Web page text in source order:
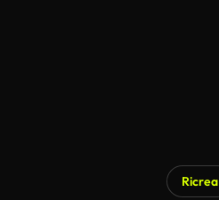
Ricrea